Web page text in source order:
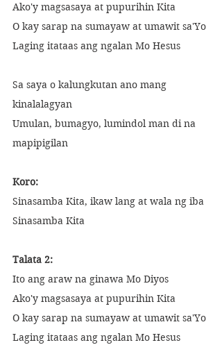
Ako'y magsasaya at pupurihin Kita
O kay sarap na sumayaw at umawit sa'Yo
Laging itataas ang ngalan Mo Hesus
Sa saya o kalungkutan ano mang
kinalalagyan
Umulan, bumagyo, lumindol man di na
mapipigilan
Koro:
Sinasamba Kita, ikaw lang at wala ng iba
Sinasamba Kita
Talata 2:
Ito ang araw na ginawa Mo Diyos
Ako'y magsasaya at pupurihin Kita
O kay sarap na sumayaw at umawit sa'Yo
Laging itataas ang ngalan Mo Hesus